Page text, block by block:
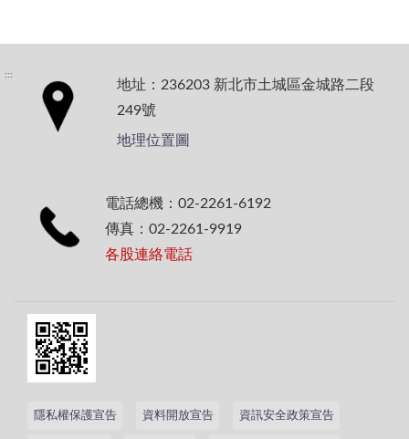
:::
地址：236203 新北市土城區金城路二段
249號
地理位置圖
電話總機：02-2261-6192
傳真：02-2261-9919
各股連絡電話
隱私權保護宣告 資料開放宣告 資訊安全政策宣告